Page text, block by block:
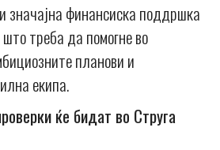
значајна финансиска поддршка
треба да помогне во
планови и
екипа.
ќе бидат во Струга